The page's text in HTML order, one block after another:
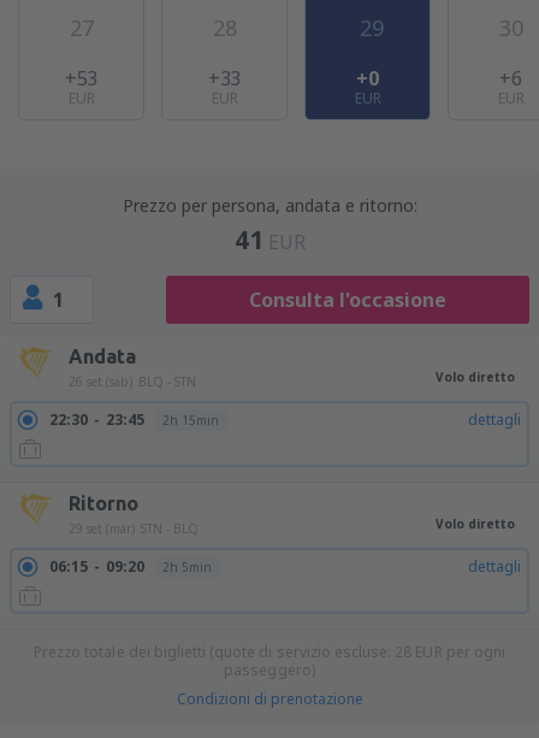
27
+53
EUR
28
+33
EUR
29
+0
EUR
30
+6
EUR
Prezzo per persona, andata e ritorno:
41 EUR
1 Consulta l'occasione
Andata
26 set (sab) BLQ - STN Volo diretto
22:30 23:45 2h 15min dettagli
Ritorno
29 set (mar) STN - BLQ Volo diretto
06:15 09:20 2h 5min dettagli
Prezzo totale dei biglietti (quote di servizio escluse: 28 EUR per ogni
passeggero)
Condizioni di prenotazione